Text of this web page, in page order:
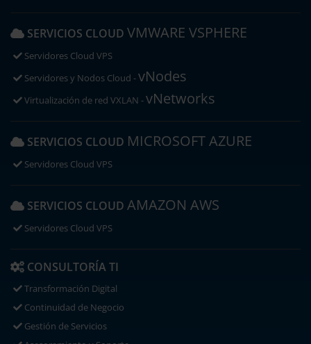
SERVICIOS CLOUD VMWARE VSPHERE
Servidores Cloud VPS
Servidores y Nodos Cloud -vNodes
Virtualización de red VXLAN -vNetworks
SERVICIOS CLOUD MICROSOFT AZURE
Servidores Cloud VPS
SERVICIOS CLOUD AMAZON AWS
Servidores Cloud VPS
CONSULTORÍA TI
Transformación Digital
Continuidad de Negocio
Gestión de Servicios